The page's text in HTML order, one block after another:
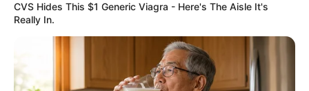
CVS Hides This $1 Generic Viagra - Here's The Aisle It's
Really In.